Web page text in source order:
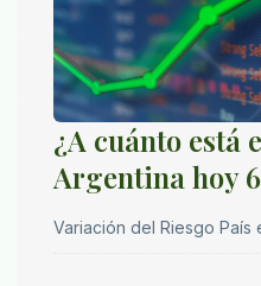
¿A cuánto está
Argentina hoy
Variación del Riesgo País